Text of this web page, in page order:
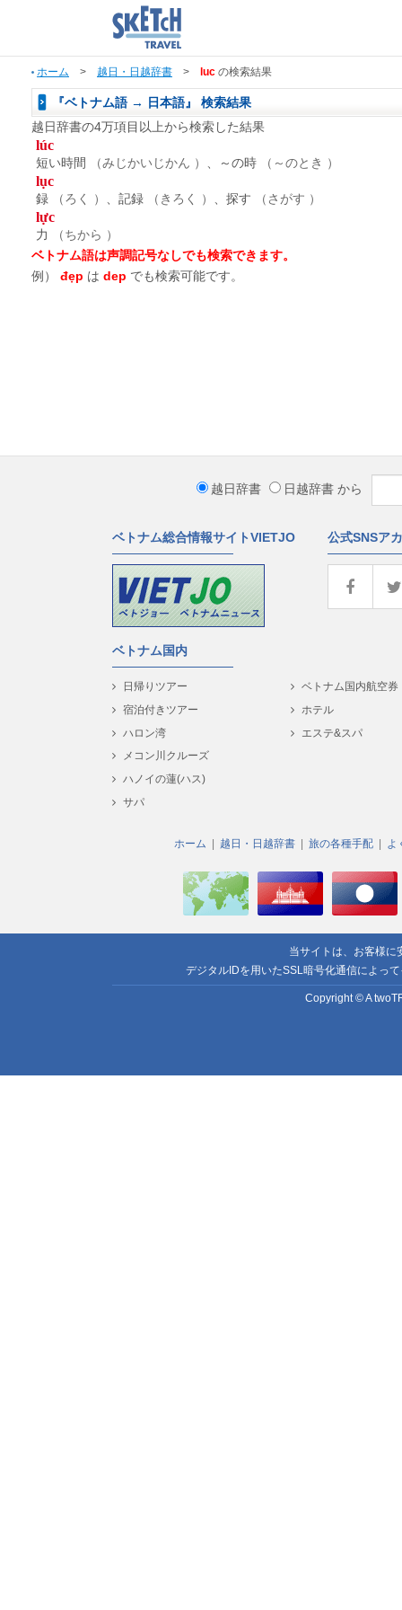
ホーム > 越日・日越辞書 > luc の検索結果
『ベトナム語 → 日本語』 検索結果
越日辞書の4万項目以上から検索した結果
lúc
短い時間 （みじかいじかん ） 、～の時 （～のとき ）
lục
録 （ろく ） 、記録 （きろく ） 、探す （さがす ）
lực
力
（ちから ）
ベトナム語は声調記号なしでも検索できます。
例）
đẹp は dep でも検索可能です。
越日辞書 日越辞書 から
ベトナム総合情報サイトVIETJO 公式SNSア
ベトナム国内
日帰りツアー
宿泊付きツアー
ハロン湾
メコン川クルーズ
ハノイの蓮(ハス)
サパ
ベトナム国内航空券
ホテル
エステ&スパ
ホーム 越日・日越辞書 旅の各種手配 よ
当サイトは、お客様に
デジタルIDを用いたSSL暗号化通信によっ
Copyright © A